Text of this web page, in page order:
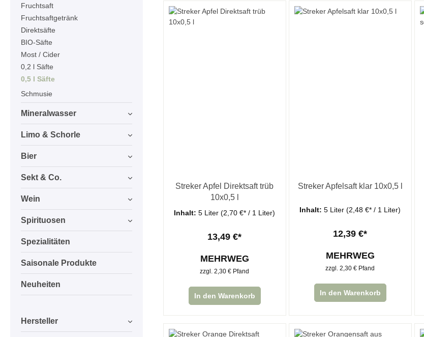
Fruchtsaft
Fruchtsaftgetränk
Direktsäfte
BIO-Säfte
Most / Cider
0,2 l Säfte
0,5 l Säfte
Schmusie
Mineralwasser
Limo & Schorle
Bier
Sekt & Co.
Wein
Spirituosen
Spezialitäten
Saisonale Produkte
Neuheiten
Hersteller
Streker Apfel Direktsaft trüb
10x0,5 l
Inhalt:5 Liter(2,70 €* / 1 Liter)
13,49 €*
MEHRWEG
zzgl. 2,30 € Pfand
In den Warenkorb
Streker Apfelsaft klar 10x0,5 l
Inhalt:5 Liter(2,48 €* / 1 Liter)
12,39 €*
MEHRWEG
zzgl. 2,30 € Pfand
In den Warenkorb